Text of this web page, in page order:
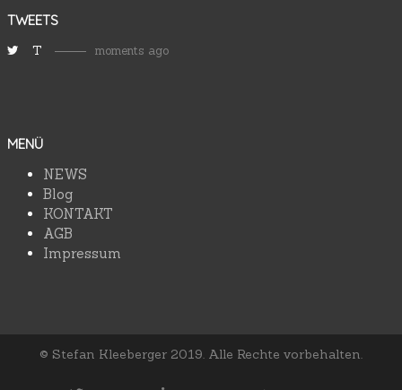
TWEETS
T moments ago
MENÜ
NEWS
Blog
KONTAKT
AGB
Impressum
© Stefan Kleeberger 2019. Alle Rechte vorbehalten.